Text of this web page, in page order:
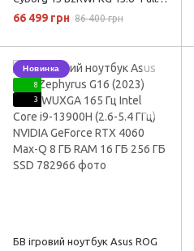
HD 144 Гц IPS Intel Core Ultra 9
270H NVIDIA RTX 5060 8 ГБ
66 499 грн 86 400 грн
Новинка
8
3
БВ ігровий ноутбук Asus ROG